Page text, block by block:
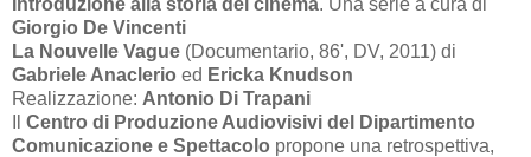
Giorgio De Vincenti
La Nouvelle Vague (Documentario, 86', DV, 2011) di
Gabriele Anaclerio ed Ericka Knudson
Realizzazione: Antonio Di Trapani
Centro di Produzione Audiovisivi del Dipartimento
Comunicazione e Spettacolo propone una retrospettiva,